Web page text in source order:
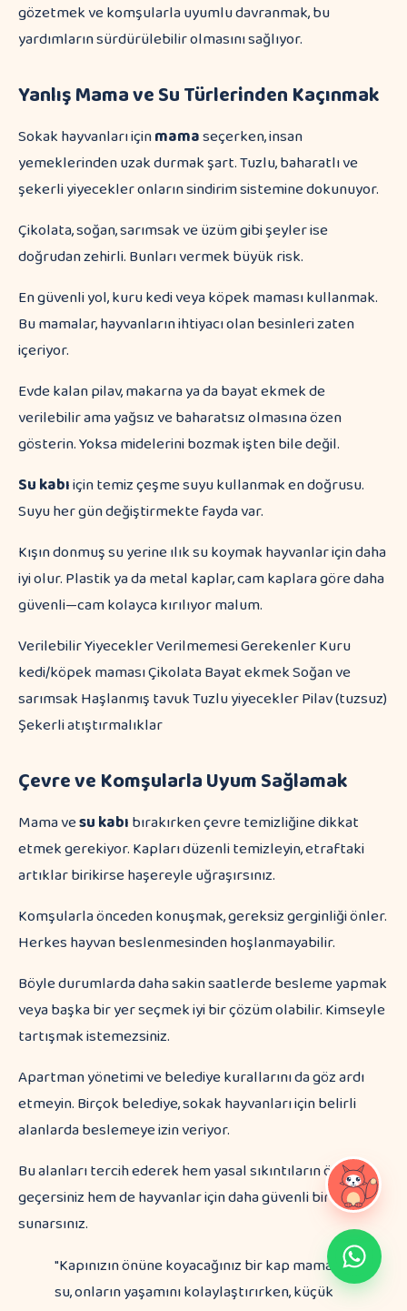
gözetmek ve komşularla uyumlu davranmak, bu
yardımların sürdürülebilir olmasını sağlıyor.
Yanlış Mama ve Su Türlerinden Kaçınmak
Sokak hayvanları içinmamaseçerken, insan
yemeklerinden uzak durmak şart. Tuzlu, baharatlı ve
şekerli yiyecekler onların sindirim sistemine dokunuyor.
Çikolata, soğan, sarımsak ve üzüm gibi şeyler ise
doğrudan zehirli. Bunları vermek büyük risk.
En güvenli yol, kuru kedi veya köpek maması kullanmak.
Bu mamalar, hayvanların ihtiyacı olan besinleri zaten
içeriyor.
Evde kalan pilav, makarna ya da bayat ekmek de
verilebilir ama yağsız ve baharatsız olmasına özen
gösterin. Yoksa midelerini bozmak işten bile değil.
Su kabıiçin temiz çeşme suyu kullanmak en doğrusu.
Suyu her gün değiştirmekte fayda var.
Kışın donmuş su yerine ılık su koymak hayvanlar için daha
iyi olur. Plastik ya da metal kaplar, cam kaplara göre daha
güvenli—cam kolayca kırılıyor malum.
Verilebilir Yiyecekler Verilmemesi Gerekenler Kuru
kedi/köpek maması Çikolata Bayat ekmek Soğan ve
sarımsak Haşlanmış tavuk Tuzlu yiyecekler Pilav (tuzsuz)
Şekerli atıştırmalıklar
Çevre ve Komşularla Uyum Sağlamak
Mama vesu kabıbırakırken çevre temizliğine dikkat
etmek gerekiyor. Kapları düzenli temizleyin, etraftaki
artıklar birikirse haşereyle uğraşırsınız.
Komşularla önceden konuşmak, gereksiz gerginliği önler.
Herkes hayvan beslenmesinden hoşlanmayabilir.
Böyle durumlarda daha sakin saatlerde besleme yapmak
veya başka bir yer seçmek iyi bir çözüm olabilir. Kimseyle
tartışmak istemezsiniz.
Apartman yönetimi ve belediye kurallarını da göz ardı
etmeyin. Birçok belediye, sokak hayvanları için belirli
alanlarda beslemeye izin veriyor.
Bu alanları tercih ederek hem yasal sıkıntıların önüne
geçersiniz hem de hayvanlar için daha güvenli bir ortam
sunarsınız.
"Kapınızın önüne koyacağınız bir kap mama ve
su, onların yaşamını kolaylaştırırken, küçük